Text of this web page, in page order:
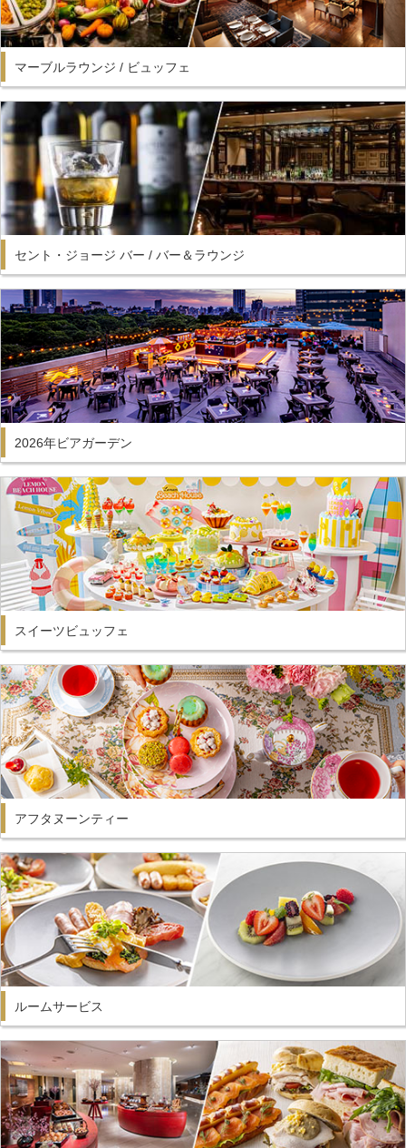
マーブルラウンジ / ビュッフェ
セント・ジョージ バー / バー＆ラウンジ
2026年ビアガーデン
スイーツビュッフェ
アフタヌーンティー
ルームサービス